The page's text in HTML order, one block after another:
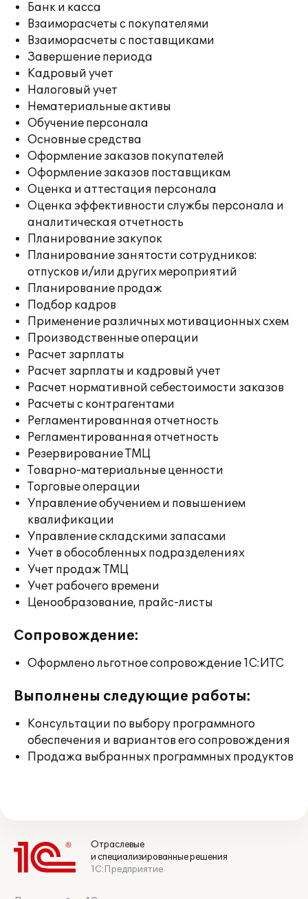
Банк и касса
Взаиморасчеты с покупателями
Взаиморасчеты с поставщиками
Завершение периода
Кадровый учет
Налоговый учет
Нематериальные активы
Обучение персонала
Основные средства
Оформление заказов покупателей
Оформление заказов поставщикам
Оценка и аттестация персонала
Оценка эффективности службы персонала и
аналитическая отчетность
Планирование закупок
Планирование занятости сотрудников:
отпусков и/или других мероприятий
Планирование продаж
Подбор кадров
Применение различных мотивационных схем
Производственные операции
Расчет зарплаты
Расчет зарплаты и кадровый учет
Расчет нормативной себестоимости заказов
Расчеты с контрагентами
Регламентированная отчетность
Регламентированная отчетность
Резервирование ТМЦ
Товарно-материальные ценности
Торговые операции
Управление обучением и повышением
квалификации
Управление складскими запасами
Учет в обособленных подразделениях
Учет продаж ТМЦ
Учет рабочего времени
Ценообразование, прайс-листы
Сопровождение:
Оформлено льготное сопровождение 1С:ИТС
Выполнены следующие работы:
Консультации по выбору программного
обеспечения и вариантов его сопровождения
Продажа выбранных программных продуктов
Отраслевые
и специализированные решения
1С:Предприятие